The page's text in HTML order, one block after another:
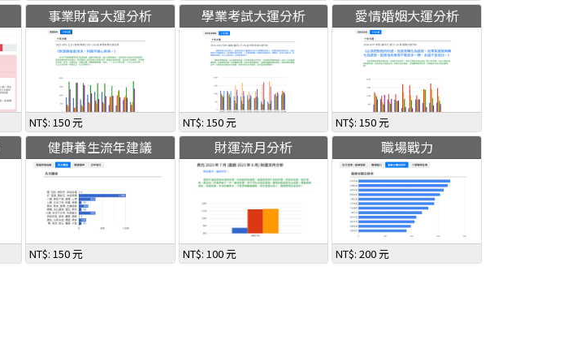
事業財富大運分析
NT$: 150 元
學業考試大運分析
NT$: 150 元
愛情婚姻大運分析
NT$: 150 元
健康養生流年建議
NT$: 150 元
財運流月分析
NT$: 100 元
職場戰力
NT$: 200 元